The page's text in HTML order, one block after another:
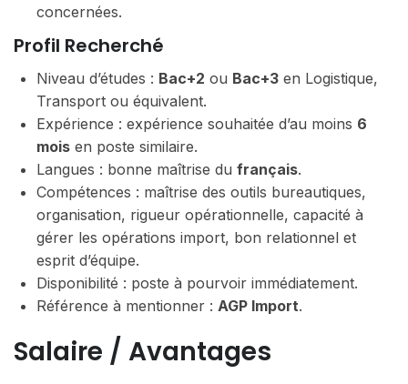
concernées.
Profil Recherché
Niveau d’études : Bac+2 ou Bac+3 en Logistique,
Transport ou équivalent.
Expérience : expérience souhaitée d’au moins 6
mois en poste similaire.
Langues : bonne maîtrise du français.
Compétences : maîtrise des outils bureautiques,
organisation, rigueur opérationnelle, capacité à
gérer les opérations import, bon relationnel et
esprit d’équipe.
Disponibilité : poste à pourvoir immédiatement.
Référence à mentionner : AGP Import.
Salaire / Avantages